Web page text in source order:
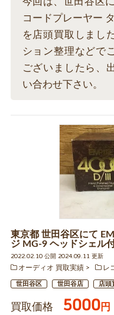
コードプレーヤー
を店頭買取しまし
ション整理などで
ございましたら、
い合わせ下さい。
東京都 世田谷区にて
ジ MG-9 ヘッドシェル
2022.02.10 公開 2024.09.11 更新
オーディオ 買取実績
レ
世田谷区 世田谷店 店頭
買取価格 5000円